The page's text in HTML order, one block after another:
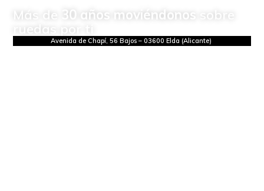
Más de 30 años moviéndonos
sobre
ruedas por ti
Avenida de Chapí, 56 Bajos – 03600 Elda (Alicante)